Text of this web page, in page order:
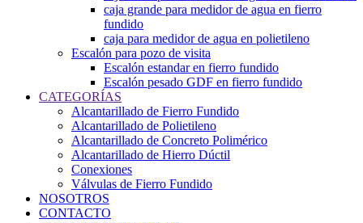
caja grande para medidor de agua en fierro
fundido
caja para medidor de agua en polietileno
Escalón para pozo de visita
Escalón estandar en fierro fundido
Escalón pesado GDF en fierro fundido
CATEGORÍAS
Alcantarillado de Fierro Fundido
Alcantarillado de Polietileno
Alcantarillado de Concreto Polimérico
Alcantarillado de Hierro Dúctil
Conexiones
Válvulas de Fierro Fundido
NOSOTROS
CONTACTO